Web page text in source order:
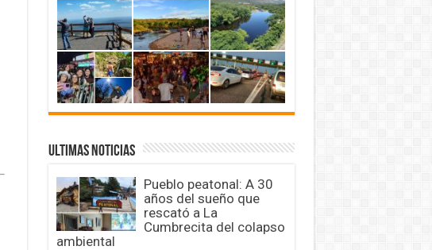
ULTIMAS NOTICIAS
Pueblo peatonal: A 30
años del sueño que
rescató a La
Cumbrecita del colapso
ambiental